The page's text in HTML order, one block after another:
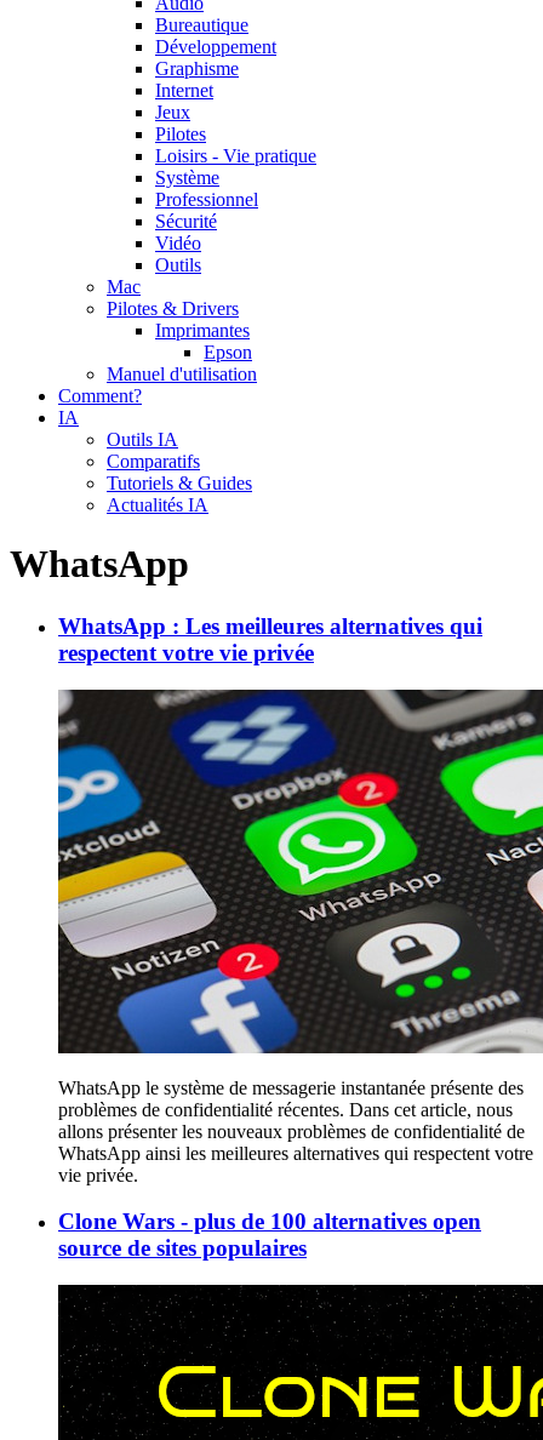
Bureautique
Développement
Graphisme
Internet
Jeux
Pilotes
Loisirs - Vie pratique
Système
Professionnel
Sécurité
Vidéo
Outils
Mac
Pilotes & Drivers
Imprimantes
Epson
Manuel d'utilisation
Comment?
IA
Outils IA
Comparatifs
Tutoriels & Guides
Actualités IA
WhatsApp
WhatsApp : Les meilleures alternatives qui
respectent votre vie privée
WhatsApp le système de messagerie instantanée présente des
problèmes de confidentialité récentes. Dans cet article, nous
allons présenter les nouveaux problèmes de confidentialité de
WhatsApp ainsi les meilleures alternatives qui respectent votre
vie privée.
Clone Wars - plus de 100 alternatives open
source de sites populaires